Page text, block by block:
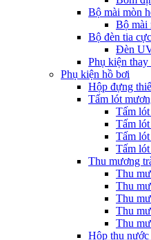
Bộ mài mòn
Bộ mài
Bộ đèn tia
Đèn
Phụ kiện thay
Phụ kiện hồ bơi
Hộp đựng
Tấm lót
Tấm
Tấm
Tấm
Tấm
Thu mương
Thu
Thu
Thu
Thu
Thu
Hôp thu nước